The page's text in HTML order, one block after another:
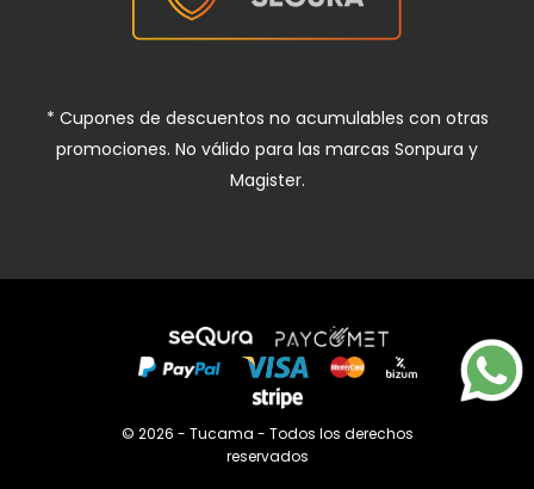
* Cupones de descuentos no acumulables con otras
promociones. No válido para las marcas Sonpura y
Magister.
© 2026 - Tucama - Todos los derechos
reservados